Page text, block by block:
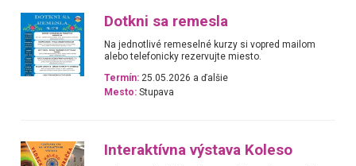
Dotkni sa remesla
Na jednotlivé remeselné kurzy si vopred mailom
alebo telefonicky rezervujte miesto.
Termín: 25.05.2026 a ďalšie
Mesto: Stupava
Interaktívna výstava Koleso